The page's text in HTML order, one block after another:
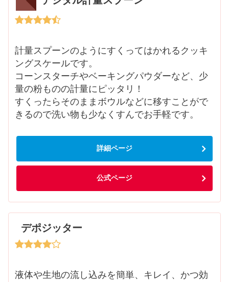
計量スプーンのようにすくってはかれるクッキ
ングスケールです。
コーンスターチやベーキングパウダーなど、少
量の粉ものの計量にピッタリ！
すくったらそのままボウルなどに移すことがで
きるので洗い物も少なくすんでお手軽です。
詳細ページ
公式ページ
デポジッター
液体や生地の流し込みを簡単、キレイ、かつ効